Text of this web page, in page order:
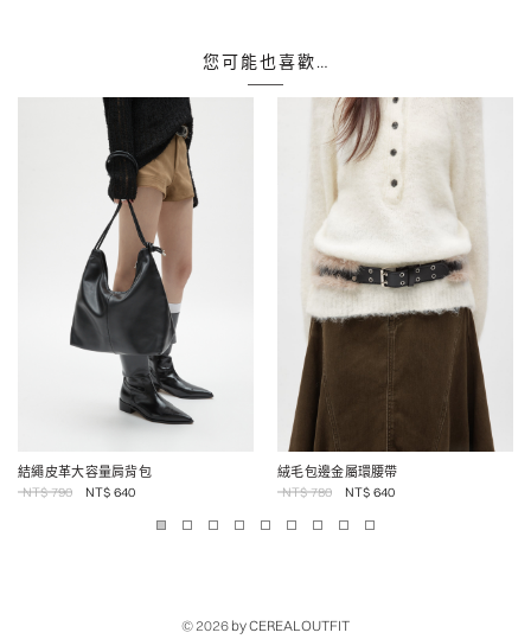
您可能也喜歡…
結繩皮革大容量肩背包
NT$ 790 NT$ 640
絨毛包邊金屬環腰帶
NT$ 780 NT$ 640
© 2026 by CEREALOUTFIT